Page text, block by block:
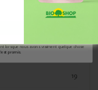
19
lorsque nous avons vraiment quelque chose
promis.